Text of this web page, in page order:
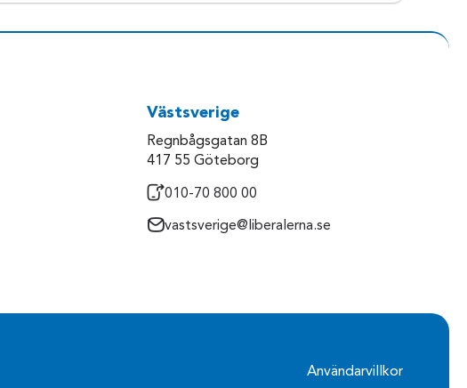
Västsverige
Regnbågsgatan 8B
417 55 Göteborg
010-70 800 00
vastsverige@liberalerna.se
Användarvillkor